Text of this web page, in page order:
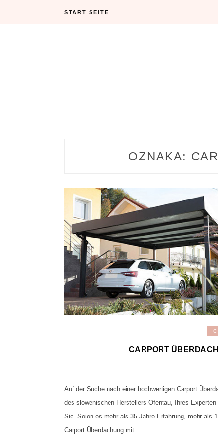
START SEITE
OZNAKA:
CARPORT
Auf der Suche nach einer hochwertigen Carport
des slowenischen Herstellers Ofentau, Ihres
Sie. Seien es mehr als 35 Jahre Erfahrung, mehr als
Carport Überdachung mit …